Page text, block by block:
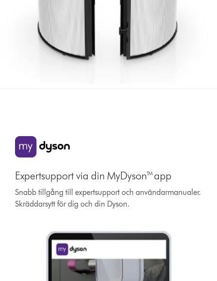
Expertsupport via din MyDyson™ app
Snabb tillgång till expertsupport och användarmanualer.
Skräddarsytt för dig och din Dyson.